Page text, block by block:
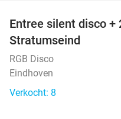
Entree silent disco +
Stratumseind
RGB Disco
Eindhoven
Verkocht: 8